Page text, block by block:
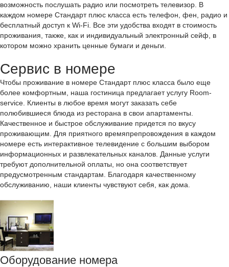
возможность послушать радио или посмотреть телевизор. В
каждом номере Стандарт плюс класса есть телефон, фен, радио и
бесплатный доступ к Wi-Fi. Все эти удобства входят в стоимость
проживания, также, как и индивидуальный электронный сейф, в
котором можно хранить ценные бумаги и деньги.
Сервис в номере
Чтобы проживание в номере Стандарт плюс класса было еще
более комфортным, наша гocтиницa предлагает услугу Room-
service. Клиенты в любое время могут заказать себе
полюбившиеся блюда из ресторана в свои апартаменты.
Качественное и быстрое обслуживание придется по вкусу
проживающим. Для приятного времяпрепровождения в каждом
номере есть интерактивное телевидение с большим выбором
информационных и развлекательных каналов. Данные услуги
требуют дополнительной оплаты, но она соответствует
предусмотренным стандартам. Благодаря качественному
обслуживанию, наши клиенты чувствуют себя, как дома.
Оборудование номера